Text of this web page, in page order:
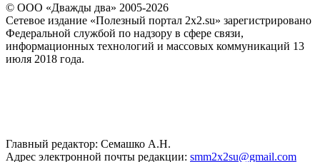
© ООО «Дважды два» 2005-2026
Сетевое издание «Полезный портал 2x2.su» зарегистрировано
Федеральной службой по надзору в сфере связи,
информационных технологий и массовых коммуникаций 13
июля 2018 года.
Главный редактор: Семашко А.Н.
Адрес электронной почты редакции: smm2x2su@gmail.com